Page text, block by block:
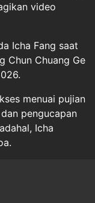
video
Icha Fang saat
Chun Chuang Ge
menuai pujian
pengucapan
Icha